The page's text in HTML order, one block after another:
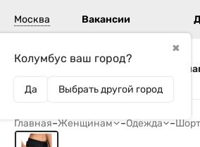
Москва
✖
Колумбус ваш город?
Да Выбрать другой город
Вакансии
Главная–Женщинам –Одежда –